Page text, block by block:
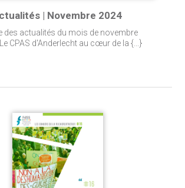
| Novembre 2024
des actualités du mois de novembre
CPAS d'Anderlecht au cœur de la {...}